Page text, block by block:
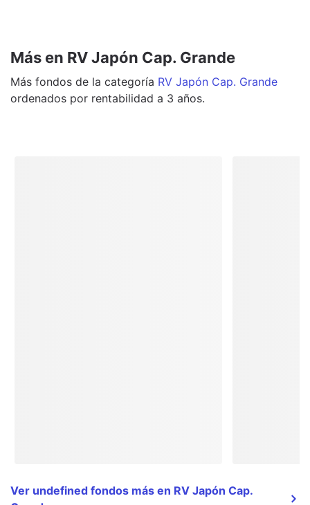
Más en RV Japón Cap. Grande
Más fondos de la categoría RV Japón Cap. Grande
ordenados por rentabilidad a 3 años.
Ver undefined fondos más en RV Japón Cap.